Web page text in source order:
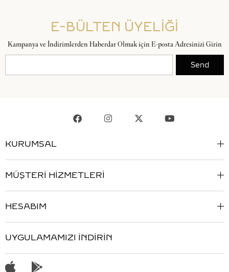
E-BÜLTEN ÜYELİĞİ
Kampanya ve İndirimlerden Haberdar Olmak için E-posta Adresinizi Girin
Send
KURUMSAL
MÜŞTERİ HİZMETLERİ
HESABIM
UYGULAMAMIZI İNDİRİN